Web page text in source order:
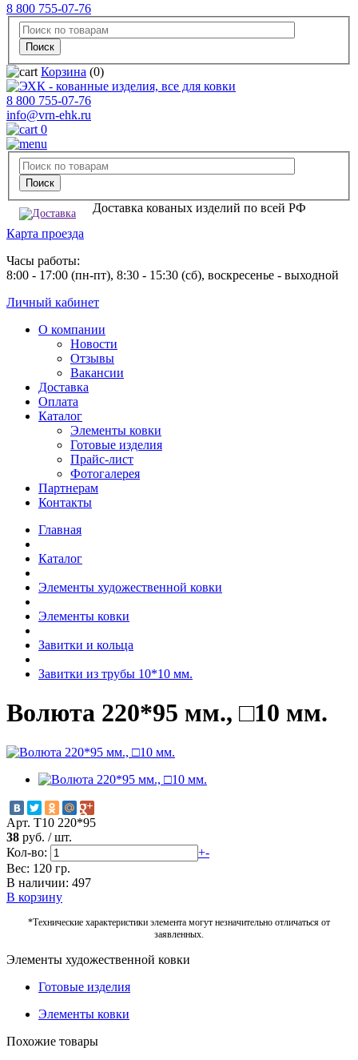
8 800 755-07-76
Корзина (0)
8 800 755-07-76
info@vrn-ehk.ru
0
Доставка кованых изделий по всей РФ
Карта проезда
Часы работы:
8:00 - 17:00 (пн-пт), 8:30 - 15:30 (сб), воскресенье - выходной
Личный кабинет
О компании
Новости
Отзывы
Вакансии
Доставка
Оплата
Каталог
Элементы ковки
Готовые изделия
Прайс-лист
Фотогалерея
Партнерам
Контакты
Главная
Каталог
Элементы художественной ковки
Элементы ковки
Завитки и кольца
Завитки из трубы 10*10 мм.
Волюта 220*95 мм., □10 мм.
Арт. Т10 220*95
38 руб. /шт.
Кол-во:
+-
Вес: 120 гр.
В наличии: 497
В корзину
*Технические характеристики элемента могут незначительно отличаться от
заявленных.
Элементы художественной ковки
Готовые изделия
Элементы ковки
Похожие товары